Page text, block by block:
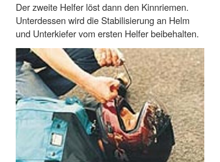
Der zweite Helfer löst dann den Kinnriemen.
Unterdessen wird die Stabilisierung an Helm
und Unterkiefer vom ersten Helfer beibehalten.